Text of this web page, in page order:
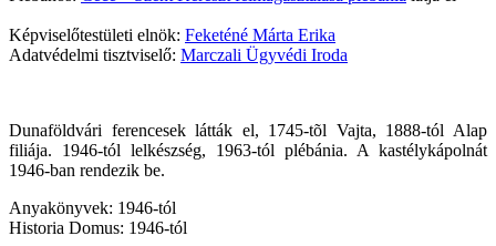
Képviselőtestületi elnök: Feketéné Márta Erika
Adatvédelmi tisztviselő: Marczali Ügyvédi Iroda
Dunaföldvári ferencesek látták el, 1745-tõl Vajta, 1888-tól Alap
filiája. 1946-tól lelkészség, 1963-tól plébánia. A kastélykápolnát
1946-ban rendezik be.
Anyakönyvek: 1946-tól
Historia Domus: 1946-tól